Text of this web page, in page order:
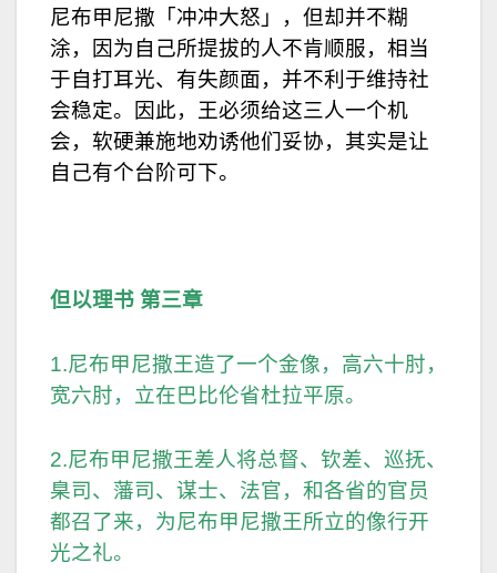
尼布甲尼撒「冲冲大怒」，但却并不糊
涂，因为自己所提拔的人不肯顺服，相当
于自打耳光、有失颜面，并不利于维持社
会稳定。因此，王必须给这三人一个机
会，软硬兼施地劝诱他们妥协，其实是让
自己有个台阶可下。
但以理书 第三章
1.尼布甲尼撒王造了一个金像，高六十肘，
宽六肘，立在巴比伦省杜拉平原。
2.尼布甲尼撒王差人将总督、钦差、巡抚、
臬司、藩司、谋士、法官，和各省的官员
都召了来，为尼布甲尼撒王所立的像行开
光之礼。